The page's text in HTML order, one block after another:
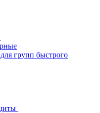
групп быстрого